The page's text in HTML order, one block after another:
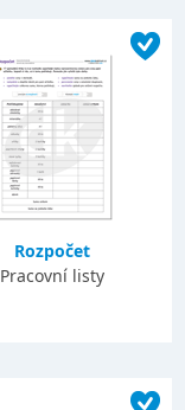
Rozpočet
Pracovní listy